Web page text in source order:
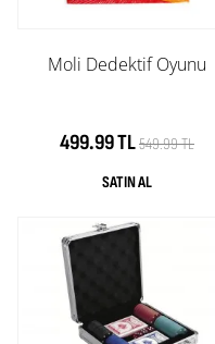
Moli Dedektif Oyunu
499.99 TL549.99 TL